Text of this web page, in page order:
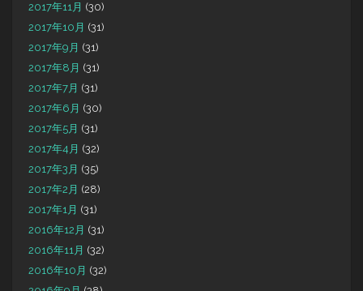
2017年11月 (30)
2017年10月 (31)
2017年9月 (31)
2017年8月 (31)
2017年7月 (31)
2017年6月 (30)
2017年5月 (31)
2017年4月 (32)
2017年3月 (35)
2017年2月 (28)
2017年1月 (31)
2016年12月 (31)
2016年11月 (32)
2016年10月 (32)